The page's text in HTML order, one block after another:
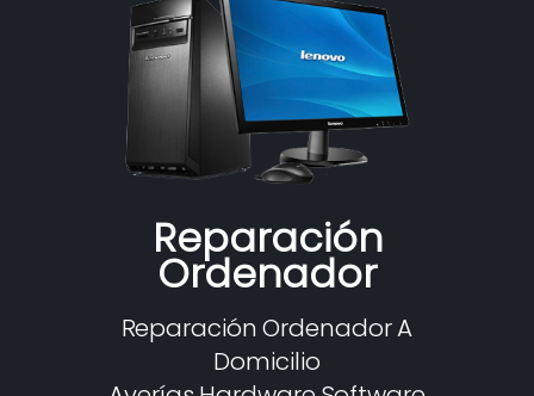
Reparación
Ordenador
Reparación Ordenador A
Domicilio